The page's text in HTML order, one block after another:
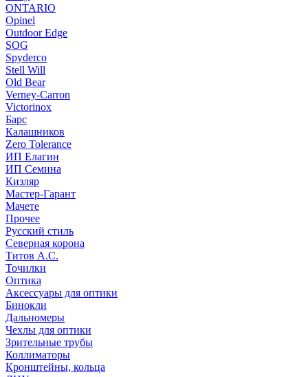
ONTARIO
Opinel
Outdoor Edge
SOG
Spyderco
Stell Will
Old Bear
Verney-Carron
Victorinox
Барс
Калашников
Zero Tolerance
ИП Елагин
ИП Семина
Кизляр
Мастер-Гарант
Мачете
Прочее
Русский стиль
Северная корона
Титов А.С.
Точилки
Оптика
Аксессуары для оптики
Бинокли
Дальномеры
Чехлы для оптики
Зрительные трубы
Коллиматоры
Кронштейны, кольца